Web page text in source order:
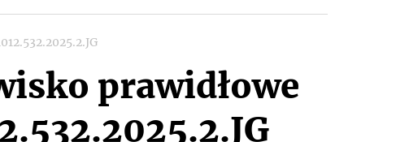
prawidłowe